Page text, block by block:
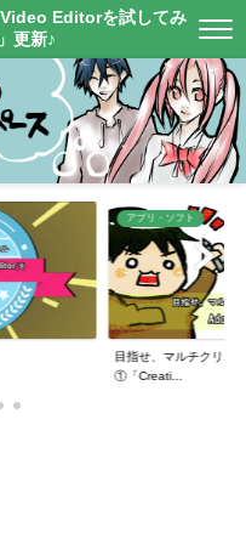
Video Editorを試してみ
更新♪
アプリ・ソフト
目指せ、マルチクリエ
①「Creati...